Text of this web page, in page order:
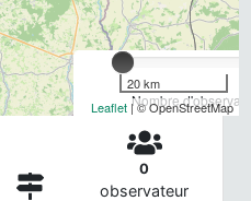
Nombre
20 km
Leaflet | © OpenStreetMap
0
observateur